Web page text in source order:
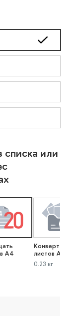
списка или
А4
Конверт до 40
листов А4
0.23 кг